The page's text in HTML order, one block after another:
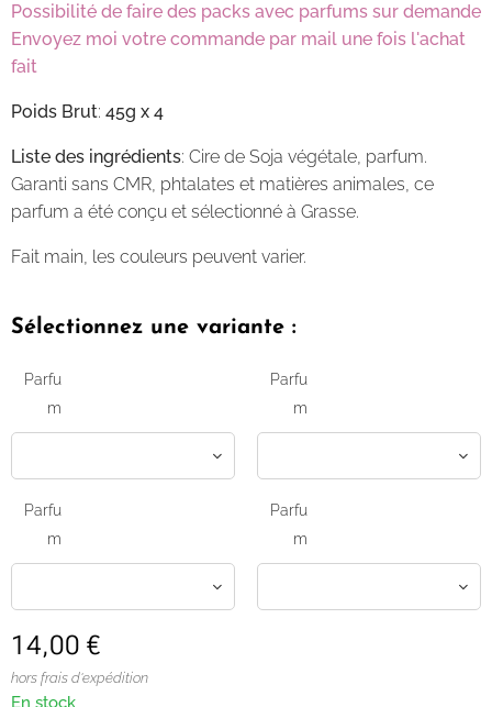
Possibilité de faire des packs avec parfums sur demande
Envoyez moi votre commande par mail une fois l'achat
fait
Poids Brut: 45g x 4
Liste des ingrédients: Cire de Soja végétale, parfum.
Garanti sans CMR, phtalates et matières animales, ce
parfum a été conçu et sélectionné à Grasse.
Fait main, les couleurs peuvent varier.
Sélectionnez une variante :
Parfu
m
Parfu
m
Parfu
m
Parfu
m
14,00 €
hors frais d'expédition
En stock